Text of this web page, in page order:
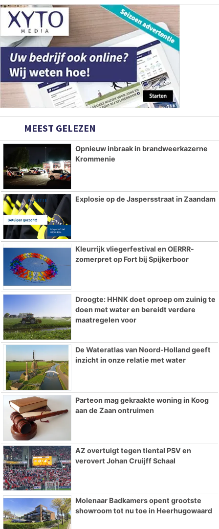
MEEST GELEZEN
Opnieuw inbraak in brandweerkazerne
Krommenie
Explosie op de Jaspersstraat in Zaandam
Kleurrijk vliegerfestival en OERRR-
zomerpret op Fort bij Spijkerboor
Droogte: HHNK doet oproep om zuinig te
doen met water en bereidt verdere
maatregelen voor
De Wateratlas van Noord-Holland geeft
inzicht in onze relatie met water
Parteon mag gekraakte woning in Koog
aan de Zaan ontruimen
AZ overtuigt tegen tiental PSV en
verovert Johan Cruijff Schaal
Molenaar Badkamers opent grootste
showroom tot nu toe in Heerhugowaard